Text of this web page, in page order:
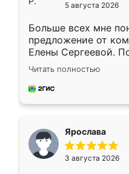
5 августа 2026
Больше всех мне
предложение от
Елены Сергеевой.
короткие сроки
для замера
предложил по
Читать полностью
Ярослава
3 августа 2026